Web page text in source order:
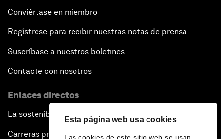
Esta página web usa cookies
Las cookies de este sitio web se usan
Conviértase en miembro
Regístrese para recibir nuestras notas de prensa
Suscríbase a nuestros boletines
Contacte con nosotros
Enlaces directos
La sostenibilidad en el Foro
Carreras profesionales